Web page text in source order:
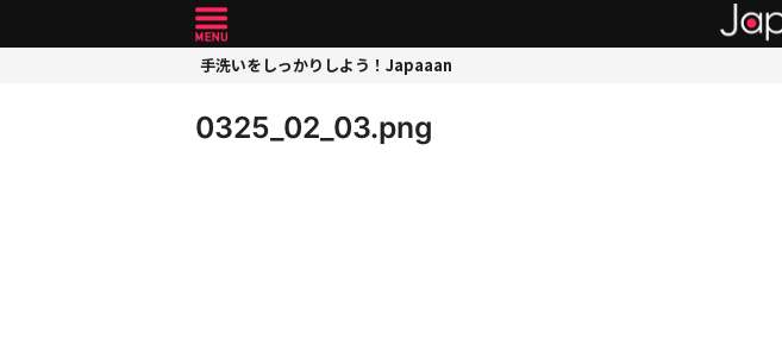
手洗いをしっかりしよう！Japaaan
0325_02_03.png